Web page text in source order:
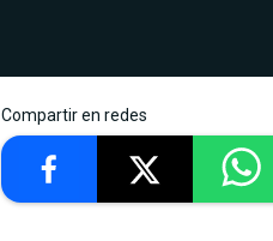
Compartir en redes